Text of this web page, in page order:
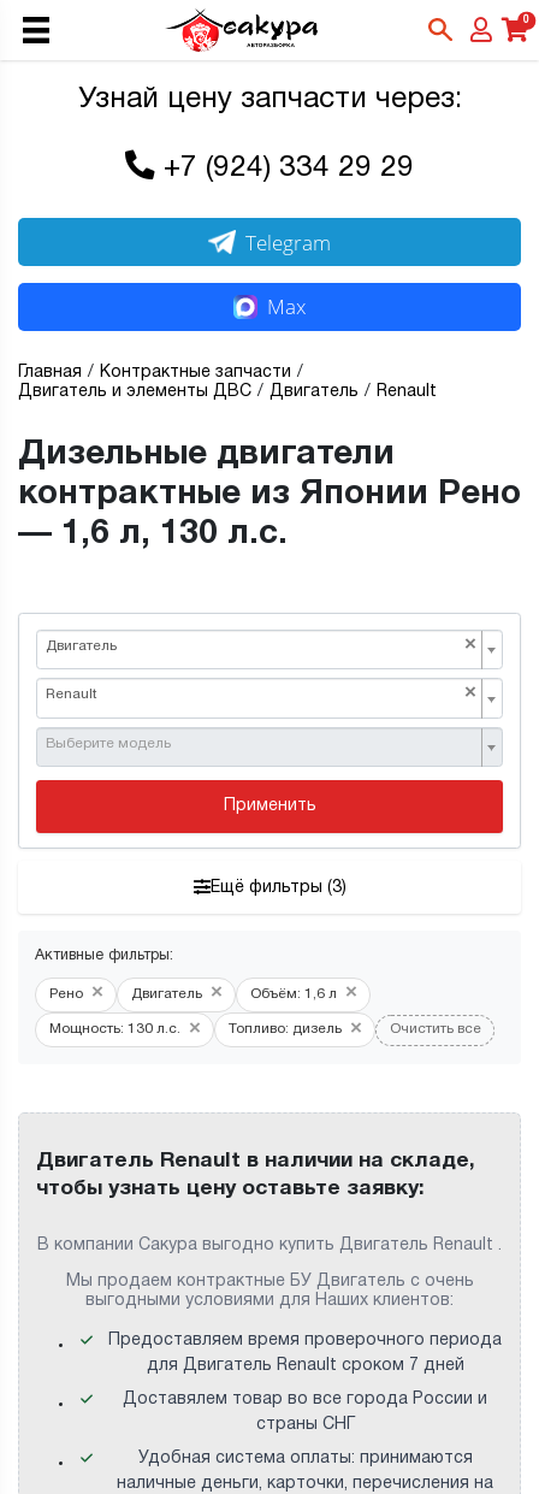
0
Узнай цену запчасти через:
+7 (924) 334 29 29
Telegram
Max
Главная
Контрактные запчасти
Двигатель и элементы ДВС
Двигатель Renault
Дизельные двигатели
контрактные из Японии Рено
— 1,6 л, 130 л.с.
×
Двигатель
×
Renault
Выберите модель
Применить
Ещё фильтры (3)
Активные фильтры:
Рено × Двигатель × Объём: 1,6 л ×
Мощность: 130 л.с. × Топливо: дизель × Очистить все
Двигатель Renault в наличии на складе,
чтобы узнать цену оставьте заявку:
В компании Сакура выгодно купить Двигатель Renault .
Мы продаем контрактные БУ Двигатель с очень
выгодными условиями для Наших клиентов:
Предоставляем время проверочного периода
для Двигатель Renault сроком 7 дней
Доставялем товар во все города России и
страны СНГ
Удобная система оплаты: принимаются
наличные деньги, карточки, перечисления на